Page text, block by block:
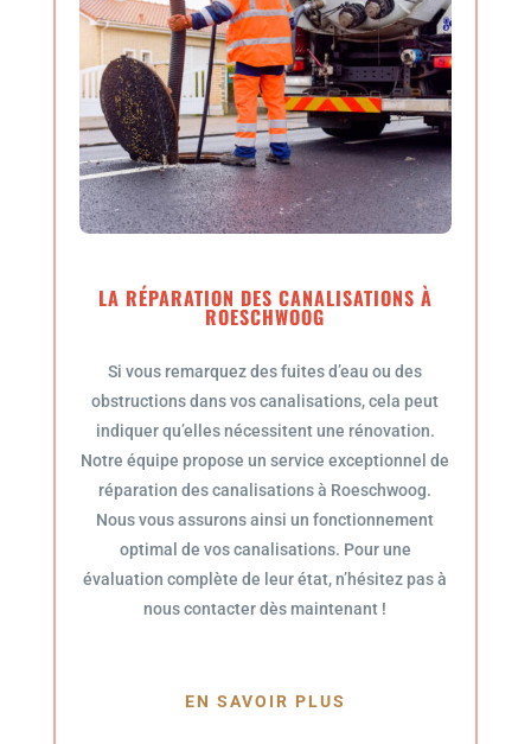
LA RÉPARATION DES CANALISATIONS À
ROESCHWOOG
Si vous remarquez des fuites d’eau ou des
obstructions dans vos canalisations, cela peut
indiquer qu’elles nécessitent une rénovation.
Notre équipe propose un service exceptionnel de
réparation des canalisations à Roeschwoog.
Nous vous assurons ainsi un fonctionnement
optimal de vos canalisations. Pour une
évaluation complète de leur état, n’hésitez pas à
nous contacter dès maintenant !
EN SAVOIR PLUS